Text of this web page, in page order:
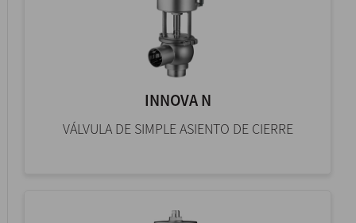
INNOVA N
VÁLVULA DE SIMPLE ASIENTO DE CIERRE